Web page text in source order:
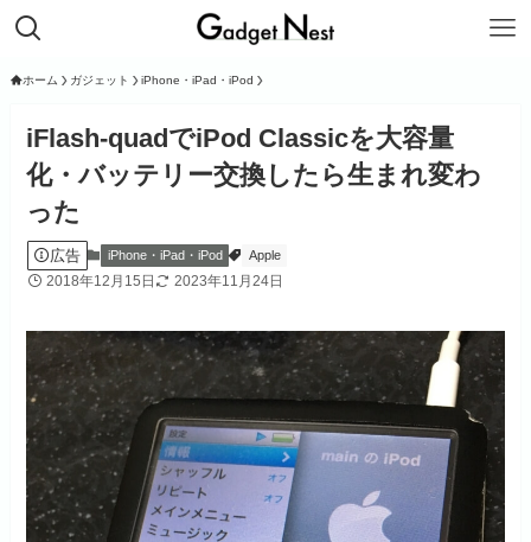
ホーム ガジェット iPhone・iPad・iPod
iFlash-quadでiPod Classicを大容量
化・バッテリー交換したら生まれ変わ
った
広告 iPhone・iPad・iPod Apple
2018年12月15日 2023年11月24日